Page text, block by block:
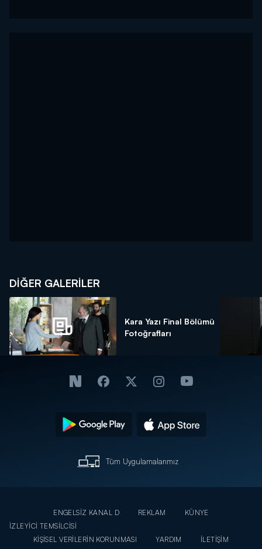
DİĞER GALERİLER
Kara Yazı Final Bölümü
Fotoğrafları
Tüm Uygulamalarımız
ENGELSİZ KANAL D REKLAM
KÜNYE
İZLEYİCİ TEMSİLCİSİ
KİŞİSEL VERİLERİN KORUNMASI
YARDIM İLETİŞİM